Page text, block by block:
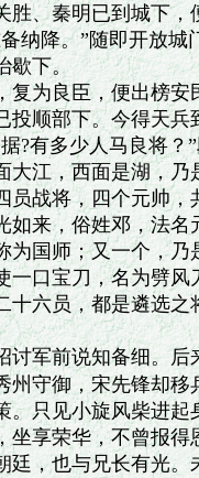
胜、秦明已到城下
纳降。”随即开放城
歇下。
复为良臣，便出榜安
投顺部下。今得天兵
?有多少人马良将？
大江，西面是湖，
员战将，四个元帅
如来，俗姓邓，法
为国师；又一个，
一口宝刀，名为劈
十六员，都是遴选
讨军前说知备细。
州守御，宋先锋却
。只见小旋风柴进起
坐享荣华，不曾报
，也与兄长有光。